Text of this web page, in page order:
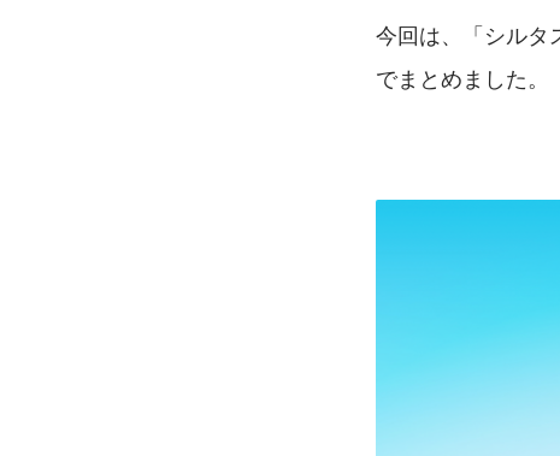
今回は、「シルタ
でまとめました。